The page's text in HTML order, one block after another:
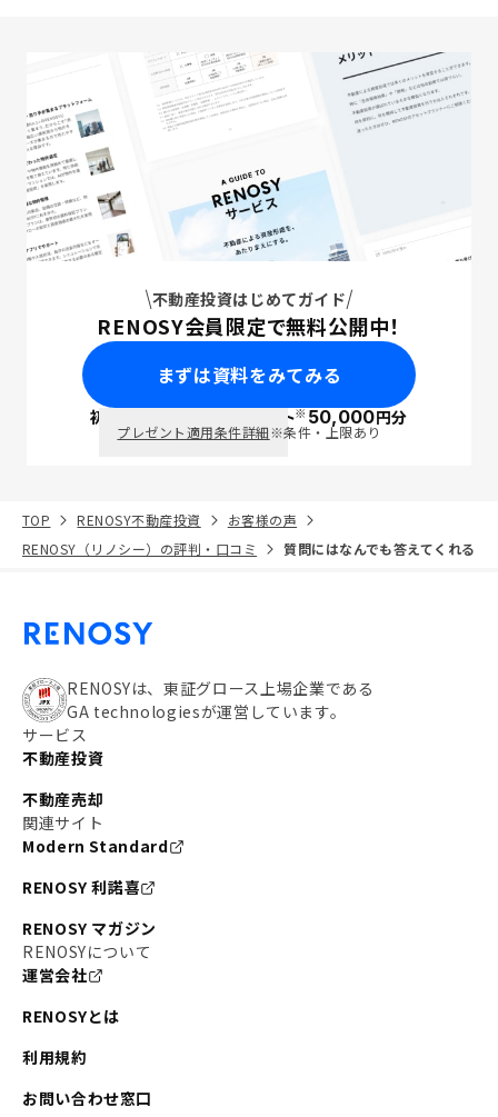
不動産投資はじめてガイド
RENOSY会員限定で無料公開中！
まずは資料をみてみる
初回面談で ポイント※50,000円分
プレゼント適用条件詳細※条件・上限あり
TOP RENOSY不動産投資
お客様の声
RENOSY（リノシー）の評判・口コミ
質問にはなんでも答えてくれる
RENOSYは、東証グロース上場企業である
GA technologiesが運営しています。
サービス
不動産投資
不動産売却
関連サイト
Modern Standard
RENOSY 利諾喜
RENOSY マガジン
RENOSYについて
運営会社
RENOSYとは
利用規約
お問い合わせ窓口